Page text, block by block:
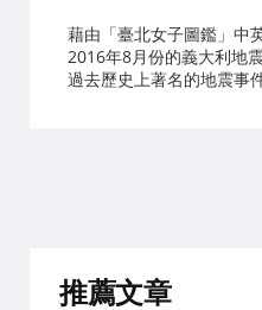
藉由「臺北女子圖鑑」中
2016年8月份的義大利地
過去歷史上著名的地震事件
推薦文章